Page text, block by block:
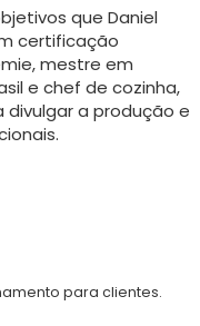
que Daniel
certificação
mestre em
e chef de cozinha,
a produção e
para clientes.